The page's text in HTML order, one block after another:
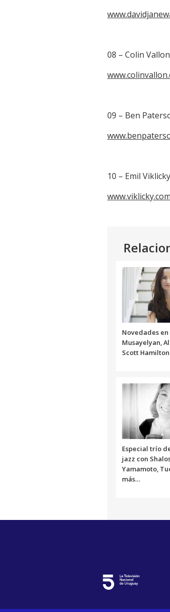
08 – Colin
09 – Ben
10 – Emil
Novedades
Musayelyan,
Scott
Especial trío
jazz con
Yamamoto,
más…